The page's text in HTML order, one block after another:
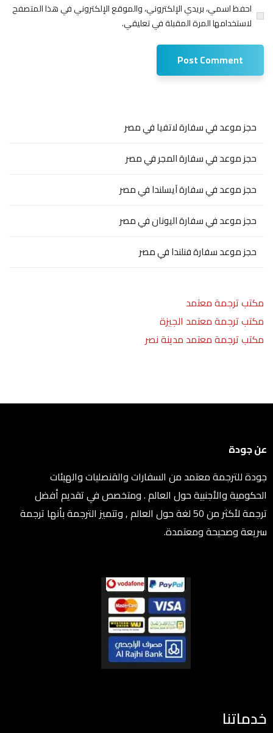
احفظ اسمي، بريدي الإلكتروني، والموقع الإلكتروني في هذا المتصفح
لاستخدامها المرة المقبلة في تعليقي.
حجز موعد في سفارة لاتفيا في مصر
حجز موعد في سفارة المجر في مصر
حجز موعد في سفارة آيسلندا في مصر
حجز موعد في سفارة اليونان في مصر
حجز موعد سفارة فنلندا في مصر
مكتب ترجمة معتمد
مكتب ترجمة معتمد الجيزة
مكتب ترجمة معتمد مدينة نصر
عن جودة
جودة للترجمة معتمد من السفارات والقنصليات والهيئات
الحكومية والأجنبية حول العالم . ومتخصص في تقديم أفضل
ترجمة لأكثر من 50 لغة حول العالم , وتتميز الترجمة بأنها ترجمة
سريعة وصحيحة ومعتمدة.
خدماتنا